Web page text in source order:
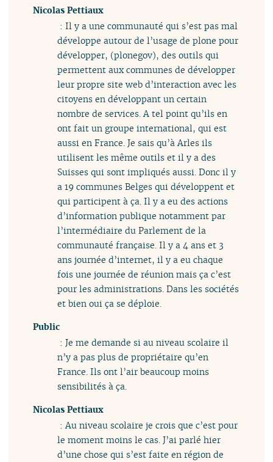
Nicolas Pettiaux
: Il y a une communauté qui s’est pas mal
développe autour de l’usage de plone pour
développer, (plonegov), des outils qui
permettent aux communes de développer
leur propre site web d’interaction avec les
citoyens en développant un certain
nombre de services. A tel point qu’ils en
ont fait un groupe international, qui est
aussi en France. Je sais qu’à Arles ils
utilisent les même outils et il y a des
Suisses qui sont impliqués aussi. Donc il y
a 19 communes Belges qui développent et
qui participent à ça. Il y a eu des actions
d’information publique notamment par
l’intermédiaire du Parlement de la
communauté française. Il y a 4 ans et 3
ans journée d’internet, il y a eu chaque
fois une journée de réunion mais ça c’est
pour les administrations. Dans les sociétés
et bien oui ça se déploie.
Public
: Je me demande si au niveau scolaire il
n’y a pas plus de propriétaire qu’en
France. Ils ont l’air beaucoup moins
sensibilités à ça.
Nicolas Pettiaux
: Au niveau scolaire je crois que c’est pour
le moment moins le cas. J’ai parlé hier
d’une chose qui s’est faite en région de